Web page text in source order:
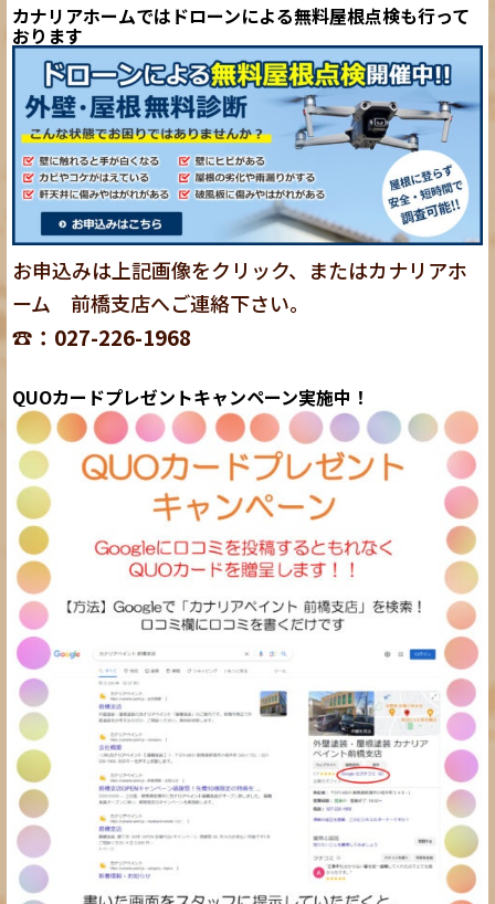
カナリアホームではドローンによる無料屋根点検も行って
おります
お申込みは上記画像をクリック、またはカナリアホ
ーム 前橋支店へご連絡下さい。
☎：027-226-1968
QUOカードプレゼントキャンペーン実施中！